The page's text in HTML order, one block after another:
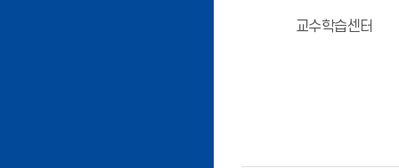
교수학습센터